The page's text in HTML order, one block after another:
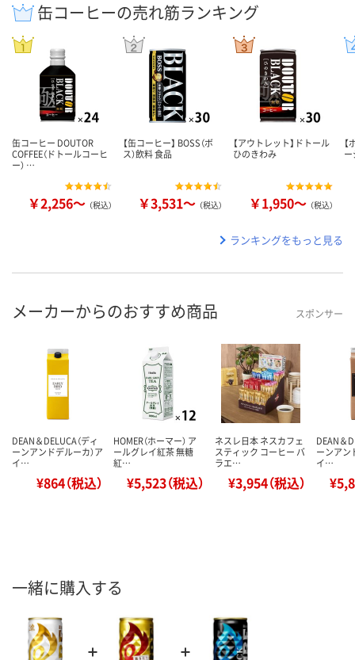
缶コーヒーの売れ筋ランキング
缶コーヒー DOUTOR
COFFEE（ドトールコーヒ
ー） …
￥2,256～ （税込）
【缶コーヒー】 BOSS（ボ
ス）飲料 食品
￥3,531～ （税込）
【アウトレット】ドトール
ひのきわみ
￥1,950～ （税込）
ランキングをもっと見る
メーカーからのおすすめ商品 スポンサー
DEAN＆DELUCA（ディ
ーンアンドデルーカ）ア
イ…
¥864（税込）
HOMER（ホーマー） ア
ールグレイ紅茶 無糖
紅…
¥5,523（税込）
ネスレ日本 ネスカフェ
スティック コーヒー バ
ラエ…
¥3,954（税込）
DEAN＆
ーンアン
イ…
一緒に購入する